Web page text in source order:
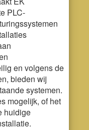
PLC-
en volgens de
bieden wij
systemen.
mogelijk, of het
huidige